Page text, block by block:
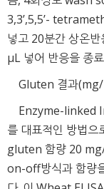
3,3’,5,5’-
넣고 20분간 상온
μL 넣어 반응을 종
Gluten 결과
Enzyme-linked
를 대표적인 방법으
gluten 함량 20
on-off방식과 함량